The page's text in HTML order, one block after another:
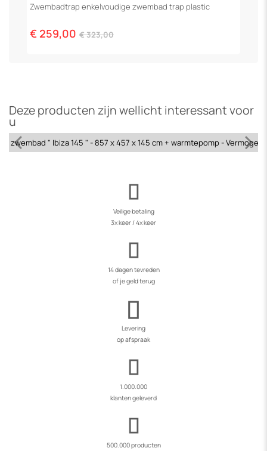
Zwembadtrap enkelvoudige zwembad trap plastic
€ 259,00 € 323,00
Deze producten zijn wellicht interessant voor
u
zwembad " Ibiza 145 " - 857 x 457 x 145 cm + warmtepomp - Vermogen
Veilige betaling
3x keer / 4x keer
14 dagen tevreden
of je geld terug
Levering
op afspraak
1.000.000
klanten geleverd
500.000 producten